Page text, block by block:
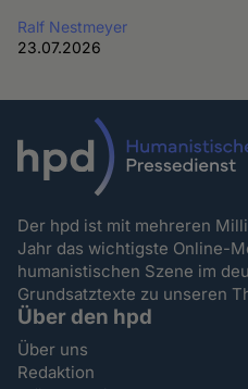
Ralf Nestmeyer
23.07.2026
Der hpd ist mit mehreren
Jahr das wichtigste Online-
humanistischen Szene im
Grundsatztexte zu unseren
Über den hpd
Über uns
Redaktion